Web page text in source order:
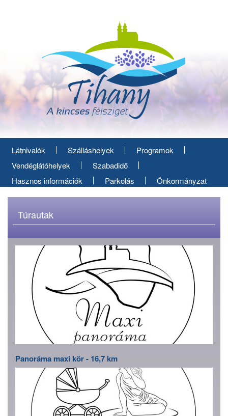
Látnivalók Szálláshelyek
Programok
Vendéglátóhelyek
Szabadidő
Hasznos információk
Parkolás Önkormányzat
Túrautak
Panoráma maxi kör - 16,7 km